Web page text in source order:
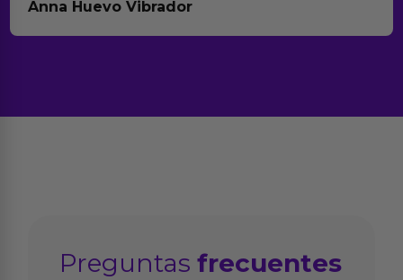
Anna Huevo Vibrador
Preguntasfrecuentes